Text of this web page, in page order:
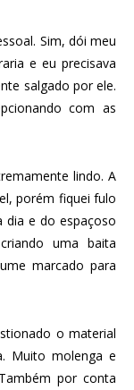
Sim, dói meu
e eu precisava
salgado por ele.
com as
lindo. A
porém fiquei fulo
dia e do espaçoso
uma baita
marcado para
o material
Muito molenga e
por conta